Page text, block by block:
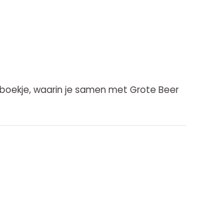
waarin je samen met Grote Beer